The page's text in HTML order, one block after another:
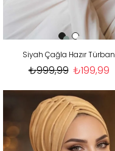
Siyah Çağla Hazır Türban
₺199,99
₺999,99